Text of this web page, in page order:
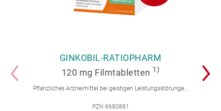
GINKOBIL-RATIOPHARM
120 mg Filmtabletten 1)
Pflanzliches Arzneimittel bei geistigen Leistungsstörungen und Durchblutungsstörungen.
PZN 6680881